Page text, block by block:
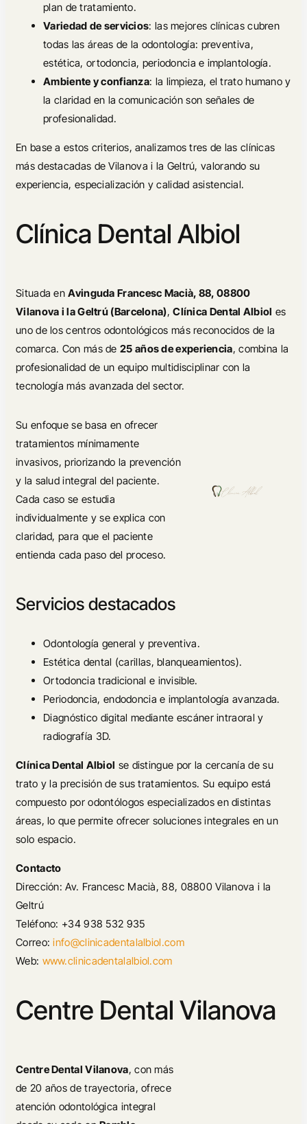
plan de tratamiento.
Variedad de servicios: las mejores clínicas cubren
todas las áreas de la odontología: preventiva,
estética, ortodoncia, periodoncia e implantología.
Ambiente y confianza: la limpieza, el trato humano y
la claridad en la comunicación son señales de
profesionalidad.
En base a estos criterios, analizamos tres de las clínicas
más destacadas de Vilanova i la Geltrú, valorando su
experiencia, especialización y calidad asistencial.
Clínica Dental Albiol
Situada enAvinguda Francesc Macià, 88, 08800
Vilanova i la Geltrú (Barcelona),Clínica Dental Albiol es
uno de los centros odontológicos más reconocidos de la
comarca. Con más de25 años de experiencia, combina la
profesionalidad de un equipo multidisciplinar con la
tecnología más avanzada del sector.
Su enfoque se basa en ofrecer
tratamientos mínimamente
invasivos, priorizando la prevención
y la salud integral del paciente.
Cada caso se estudia
individualmente y se explica con
claridad, para que el paciente
entienda cada paso del proceso.
Servicios destacados
Odontología general y preventiva.
Estética dental (carillas, blanqueamientos).
Ortodoncia tradicional e invisible.
Periodoncia, endodoncia e implantología avanzada.
Diagnóstico digital mediante escáner intraoral y
radiografía 3D.
Clínica Dental Albiol se distingue por la cercanía de su
trato y la precisión de sus tratamientos. Su equipo está
compuesto por odontólogos especializados en distintas
áreas, lo que permite ofrecer soluciones integrales en un
solo espacio.
Contacto
Dirección: Av. Francesc Macià, 88, 08800 Vilanova i la
Geltrú
Teléfono: +34 938 532 935
Correo:info@clinicadentalalbiol.com
Web: www.clinicadentalalbiol.com
Centre Dental Vilanova
Centre Dental Vilanova, con más
de 20 años de trayectoria, ofrece
atención odontológica integral